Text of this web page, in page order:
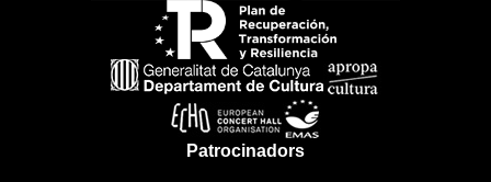
Patrocinadors